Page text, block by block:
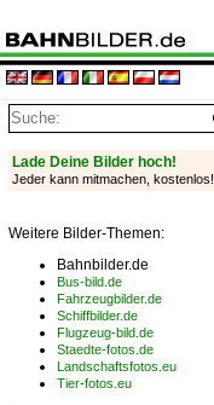
Lade Deine Bilder hoch!
Jeder kann mitmachen, kostenlos!
Weitere Bilder-Themen:
Bahnbilder.de
Bus-bild.de
Fahrzeugbilder.de
Schiffbilder.de
Flugzeug-bild.de
Staedte-fotos.de
Landschaftsfotos.eu
Tier-fotos.eu